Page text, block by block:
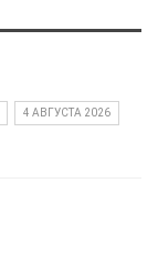
4 АВГУСТА 2026